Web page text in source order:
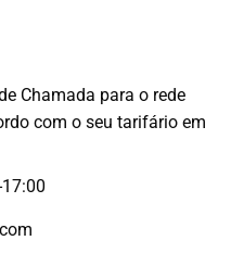
Chamada para o rede
com o seu tarifário em